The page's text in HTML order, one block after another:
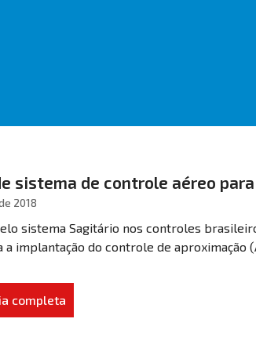
sistema de controle aéreo
2018
sistema Sagitário nos controles
a implantação do controle de aproximação
completa